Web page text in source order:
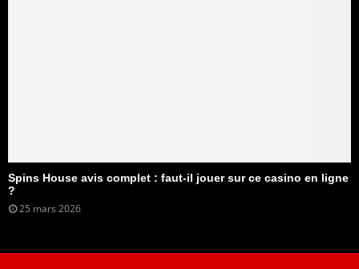
Spins House avis complet : faut-il jouer sur ce casino en ligne
?
25 mars 2026